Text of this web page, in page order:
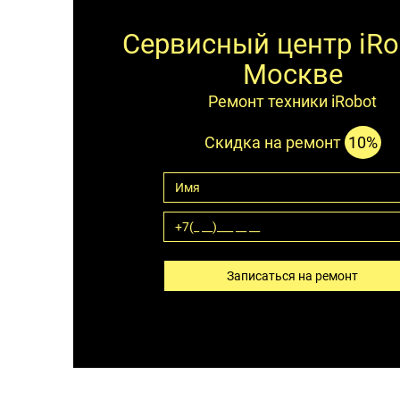
Сервисный центр
Москве
Ремонт техники iRobot
Скидка на ремонт 10%
Записаться на ремонт